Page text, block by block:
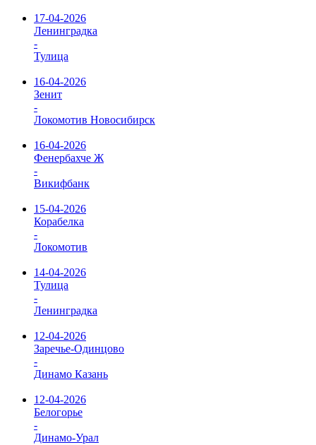
17-04-2026
Ленинградка
-
Тулица
16-04-2026
Зенит
-
Локомотив Новосибирск
16-04-2026
Фенербахче Ж
-
Викифбанк
15-04-2026
Корабелка
-
Локомотив
14-04-2026
Тулица
-
Ленинградка
12-04-2026
Заречье-Одинцово
-
Динамо Казань
12-04-2026
Белогорье
-
Динамо-Урал